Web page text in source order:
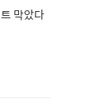
막았다